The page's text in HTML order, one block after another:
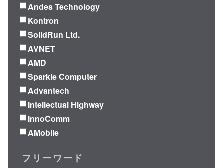
Andes Technology
Kontron
SolidRun Ltd.
AVNET
AMD
Sparkle Computer
Advantech
Intellectual Highway
InnoComm
AMobile
フリーワード